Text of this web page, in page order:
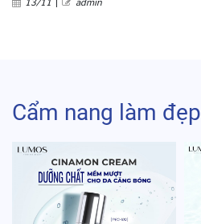
Cẩm nang làm đẹp